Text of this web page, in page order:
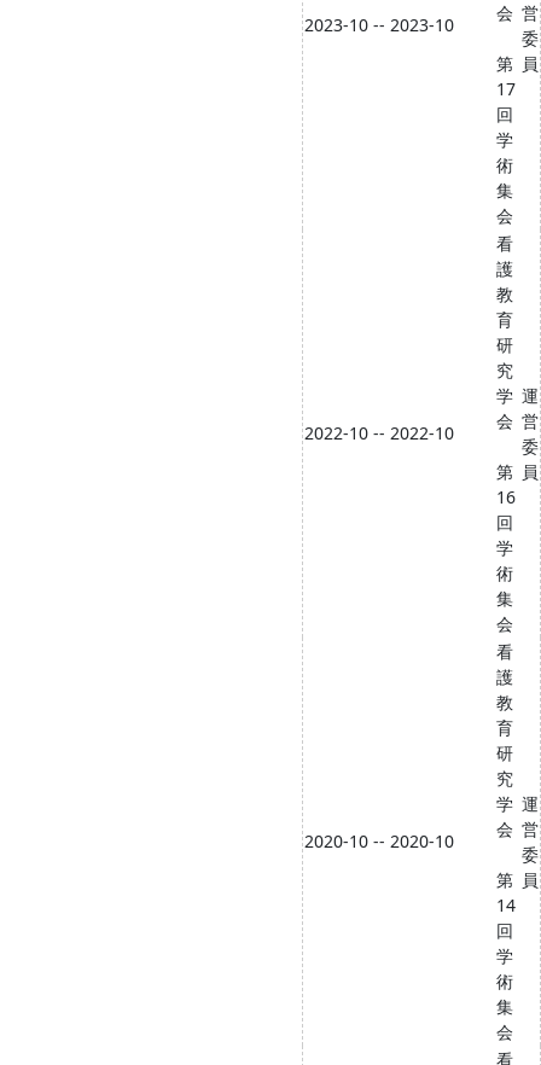
2023-10 -- 2023-10
会
第
17
回
学
術
集
会
営
委
員
2022-10 -- 2022-10
看
護
教
育
研
究
学
会
第
16
回
学
術
集
会
運
営
委
員
2020-10 -- 2020-10
看
護
教
育
研
究
学
会
第
14
回
学
術
集
会
運
営
委
員
看